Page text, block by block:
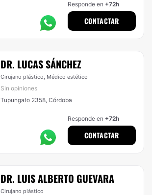
Responde en +72h
CONTACTAR
DR. LUCAS SÁNCHEZ
Cirujano plástico, Médico estético
Sin opiniones
Tupungato 2358, Córdoba
Responde en +72h
CONTACTAR
DR. LUIS ALBERTO GUEVARA
Cirujano plástico